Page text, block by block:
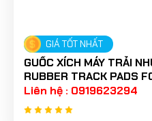
GIÁ TỐT NHẤT
GUỐC XÍCH MÁY TRẢI
RUBBER TRACK PADS
Liên hệ : 0919623294